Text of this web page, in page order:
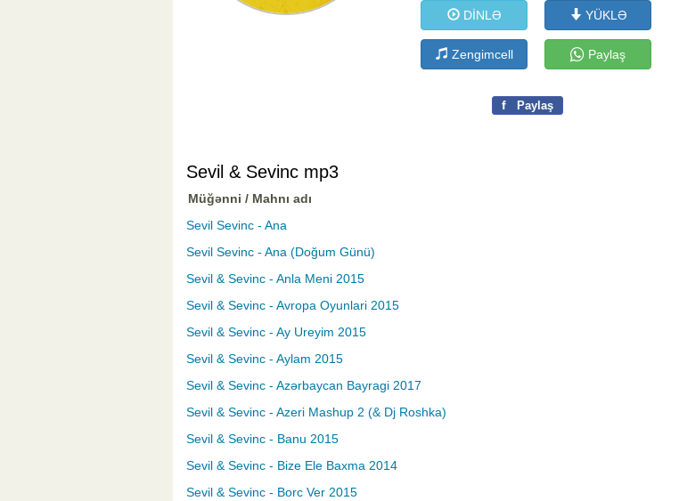
DİNLƏ YÜKLƏ
Zengimcell Paylaş
f Paylaş
Sevil & Sevinc mp3
Müğənni / Mahnı adı
Sevil Sevinc - Ana
Sevil Sevinc - Ana (Doğum Günü)
Sevil & Sevinc - Anla Meni 2015
Sevil & Sevinc - Avropa Oyunlari 2015
Sevil & Sevinc - Ay Ureyim 2015
Sevil & Sevinc - Aylam 2015
Sevil & Sevinc - Azərbaycan Bayragi 2017
Sevil & Sevinc - Azeri Mashup 2 (& Dj Roshka)
Sevil & Sevinc - Banu 2015
Sevil & Sevinc - Bize Ele Baxma 2014
Sevil & Sevinc - Borc Ver 2015